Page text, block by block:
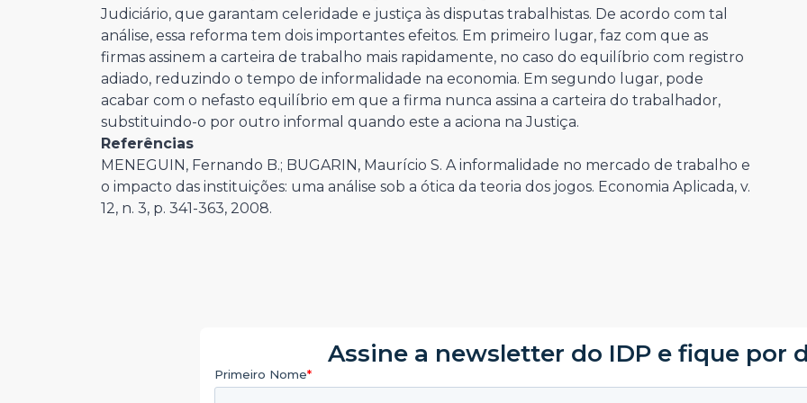
Judiciário, que garantam celeridade e justiça às disputas trabalhistas. De acordo com tal
análise, essa reforma tem dois importantes efeitos. Em primeiro lugar, faz com que as
firmas assinem a carteira de trabalho mais rapidamente, no caso do equilíbrio com registro
adiado, reduzindo o tempo de informalidade na economia. Em segundo lugar, pode
acabar com o nefasto equilíbrio em que a firma nunca assina a carteira do trabalhador,
substituindo-o por outro informal quando este a aciona na Justiça.
Referências
MENEGUIN, Fernando B.; BUGARIN, Maurício S. A informalidade no mercado de trabalho e
o impacto das instituições: uma análise sob a ótica da teoria dos jogos. Economia Aplicada, v.
12, n. 3, p. 341-363, 2008.
Assine a newsletter do IDP e fique por